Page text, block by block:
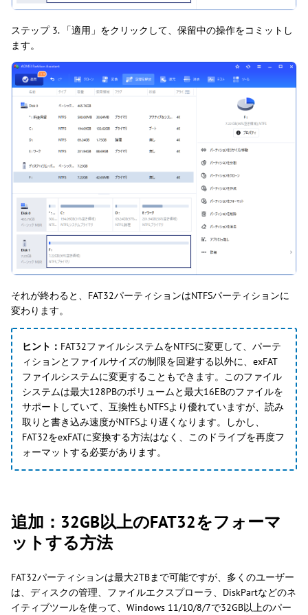
ステップ 3. 「適用」をクリックして、保留中の操作をコミットし
ます。
それが終わると、FAT32パーティションはNTFSパーティションに
変わります。
ヒント： FAT32ファイルシステムをNTFSに変更して、パーテ
ィションとファイルサイズの制限を回避する以外に、exFAT
ファイルシステムに変更することもできます。このファイル
システムは最大128PBのボリュームと最大16EBのファイルを
サポートしていて、互換性もNTFSより優れていますが、読み
取りと書き込み速度がNTFSより遅くなります。しかし、
FAT32をexFATに変換する方法はなく、このドライブを再度フ
ォーマットする必要があります。
追加：32GB以上のFAT32をフォーマ
ットする方法
FAT32パーティションは最大2TBまで可能ですが、多くのユーザー
は、ディスクの管理、ファイルエクスプローラ、DiskPartなどのネ
イティブツールを使って、Windows 11/10/8/7で32GB以上のパー